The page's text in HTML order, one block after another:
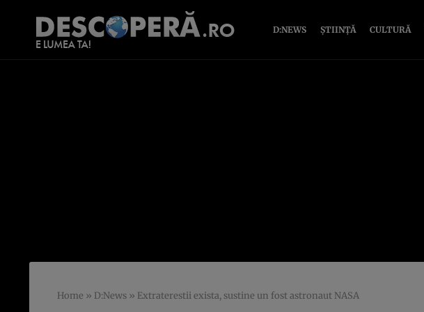
D:NEWS ȘTIINȚĂ CULTURĂ
Home » D:News » Extraterestii exista, sustine un fost astronaut NASA